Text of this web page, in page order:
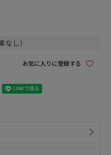
し）
お気に入りに登録する